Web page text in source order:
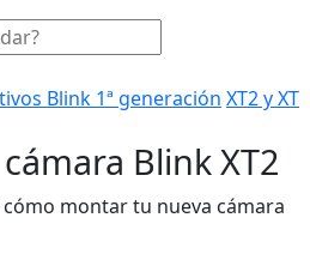
Blink 1ª generación XT2 y XT
Blink XT2
montar tu nueva cámara